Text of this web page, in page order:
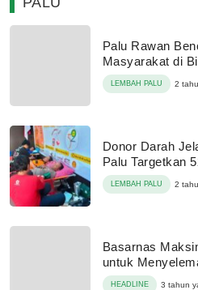
Palu Rawan
Masyarakat di
LEMBAH PALU 2
Donor Darah
Palu Targetkan
LEMBAH PALU 2
Basarnas
untuk
HEADLINE 3 tahun